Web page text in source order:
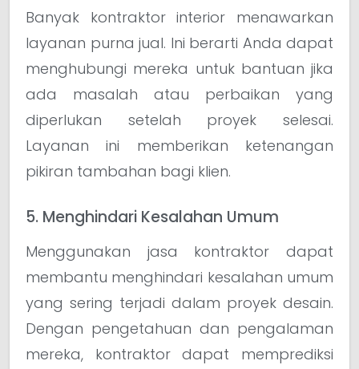
Banyak kontraktor interior menawarkan
layanan purna jual. Ini berarti Anda dapat
menghubungi mereka untuk bantuan jika
ada masalah atau perbaikan yang
diperlukan setelah proyek selesai.
Layanan ini memberikan ketenangan
pikiran tambahan bagi klien.
5. Menghindari Kesalahan Umum
Menggunakan jasa kontraktor dapat
membantu menghindari kesalahan umum
yang sering terjadi dalam proyek desain.
Dengan pengetahuan dan pengalaman
mereka, kontraktor dapat memprediksi